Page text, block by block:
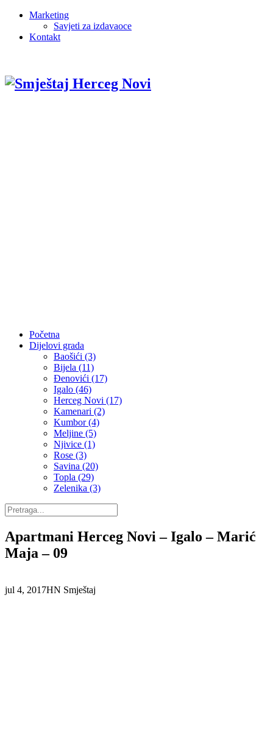
Marketing
Savjeti za izdavaoce
Kontakt
Početna
Dijelovi grada
Baošići (3)
Bijela (11)
Đenovići (17)
Igalo (46)
Herceg Novi (17)
Kamenari (2)
Kumbor (4)
Meljine (5)
Njivice (1)
Rose (3)
Savina (20)
Topla (29)
Zelenika (3)
Apartmani Herceg Novi – Igalo – Marić
Maja – 09
jul 4, 2017HN Smještaj